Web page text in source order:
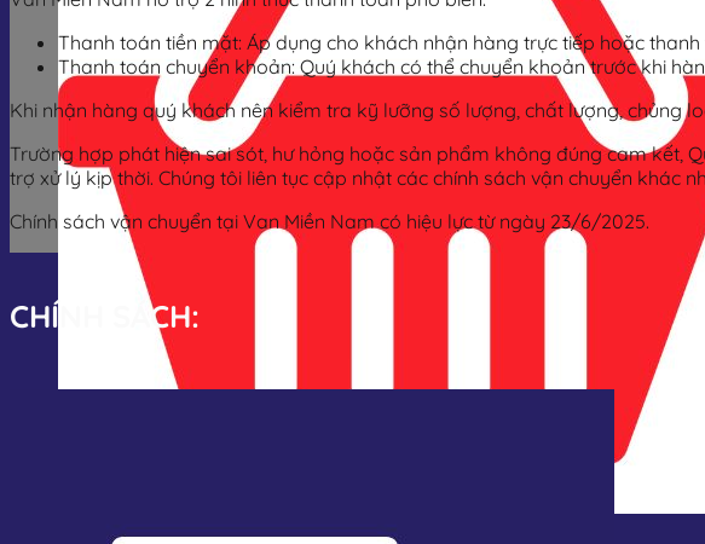
Giỏ hàng
Thanh toán tiền mặt: Áp dụng cho khách nhận hàng trực tiếp hoặc
Thanh toán chuyển khoản: Quý khách có thể chuyển khoản trước khi
Khi nhận hàng quý khách nên kiểm tra kỹ lưỡng số lượng, chất lượng, chủng
Trường hợp phát hiện sai sót, hư hỏng hoặc sản phẩm không đúng cam kết,
trợ xử lý kịp thời. Chúng tôi liên tục cập nhật các chính sách vận chuyển
Chính sách vận chuyển tại Van Miền Nam có hiệu lực từ ngày 23/6/2025.
CHÍNH SÁCH: